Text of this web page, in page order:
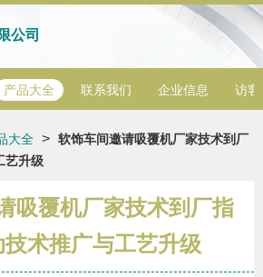
公司
产品大全 联系我们 企业信息 访客
大全 > 软饰车间邀请吸覆机厂家技术到厂
艺升级
吸覆机厂家技术到厂指
术推广与工艺升级